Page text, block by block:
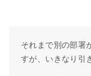
それまで別の部署
すが、いきなり引